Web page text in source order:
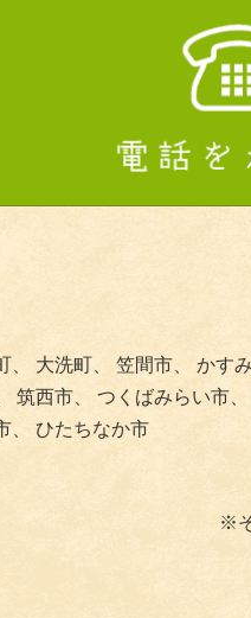
、 大洗町、 笠間市、 かす
筑西市、 つくばみらい市、
、 ひたちなか市
※